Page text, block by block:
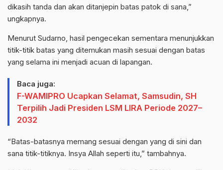
dikasih tanda dan akan ditanjepin batas patok di sana,”
ungkapnya.
Menurut Sudarno, hasil pengecekan sementara menunjukkan
titik-titik batas yang ditemukan masih sesuai dengan batas
yang selama ini menjadi acuan di lapangan.
Baca juga:
F-WAMIPRO Ucapkan Selamat, Samsudin, SH
Terpilih Jadi Presiden LSM LIRA Periode 2027–
2032
“Batas-batasnya memang sesuai dengan yang di sini dan
sana titik-titiknya. Insya Allah seperti itu,” tambahnya.